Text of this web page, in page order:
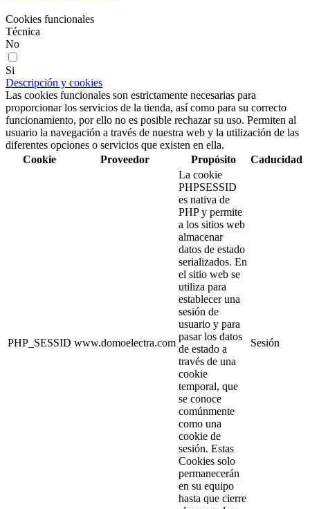
Cookies funcionales
Técnica
No
Si
Descripción y cookies
Las cookies funcionales son estrictamente necesarias para
proporcionar los servicios de la tienda, así como para su correcto
funcionamiento, por ello no es posible rechazar su uso. Permiten al
usuario la navegación a través de nuestra web y la utilización de las
diferentes opciones o servicios que existen en ella.
Cookie
Proveedor Propósito Caducidad
PHP_SESSID www.domoelectra.com
La cookie
PHPSESSID
es nativa de
PHP y permite
a los sitios web
almacenar
datos de estado
serializados. En
el sitio web se
utiliza para
establecer una
sesión de
usuario y para
pasar los datos
de estado a
través de una
cookie
temporal, que
se conoce
comúnmente
como una
cookie de
sesión. Estas
Cookies solo
permanecerán
en su equipo
hasta que cierre
Sesión